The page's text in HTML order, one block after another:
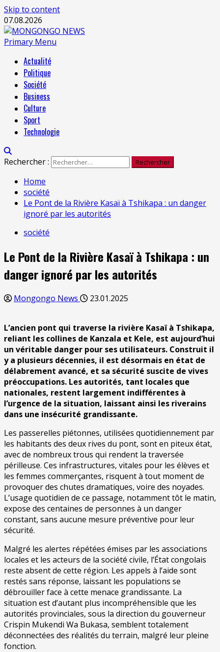
Skip to content
07.08.2026
Primary Menu
Actualité
Politique
Société
Business
Culture
Sport
Technologie
Rechercher :
Home
société
Le Pont de la Rivière Kasaï à Tshikapa : un danger
ignoré par les autorités
société
Le Pont de la Rivière Kasaï à Tshikapa : un
danger ignoré par les autorités
Mongongo News 23.01.2025
L’ancien pont qui traverse la rivière Kasaï à Tshikapa,
reliant les collines de Kanzala et Kele, est aujourd’hui
un véritable danger pour ses utilisateurs. Construit il
y a plusieurs décennies, il est désormais en état de
délabrement avancé, et sa sécurité suscite de vives
préoccupations. Les autorités, tant locales que
nationales, restent largement indifférentes à
l’urgence de la situation, laissant ainsi les riverains
dans une insécurité grandissante.
Les passerelles piétonnes, utilisées quotidiennement par
les habitants des deux rives du pont, sont en piteux état,
avec de nombreux trous qui rendent la traversée
périlleuse. Ces infrastructures, vitales pour les élèves et
les femmes commerçantes, risquent à tout moment de
provoquer des chutes dramatiques, voire des noyades.
L’usage quotidien de ce passage, notamment tôt le matin,
expose des centaines de personnes à un danger
constant, sans aucune mesure préventive pour leur
sécurité.
Malgré les alertes répétées émises par les associations
locales et les acteurs de la société civile, l’État congolais
reste absent de cette région. Les appels à l’aide sont
restés sans réponse, laissant les populations se
débrouiller face à cette menace grandissante. La
situation est d’autant plus incompréhensible que les
autorités provinciales, sous la direction du gouverneur
Crispin Mukendi Wa Bukasa, semblent totalement
déconnectées des réalités du terrain, malgré leur pleine
fonction.